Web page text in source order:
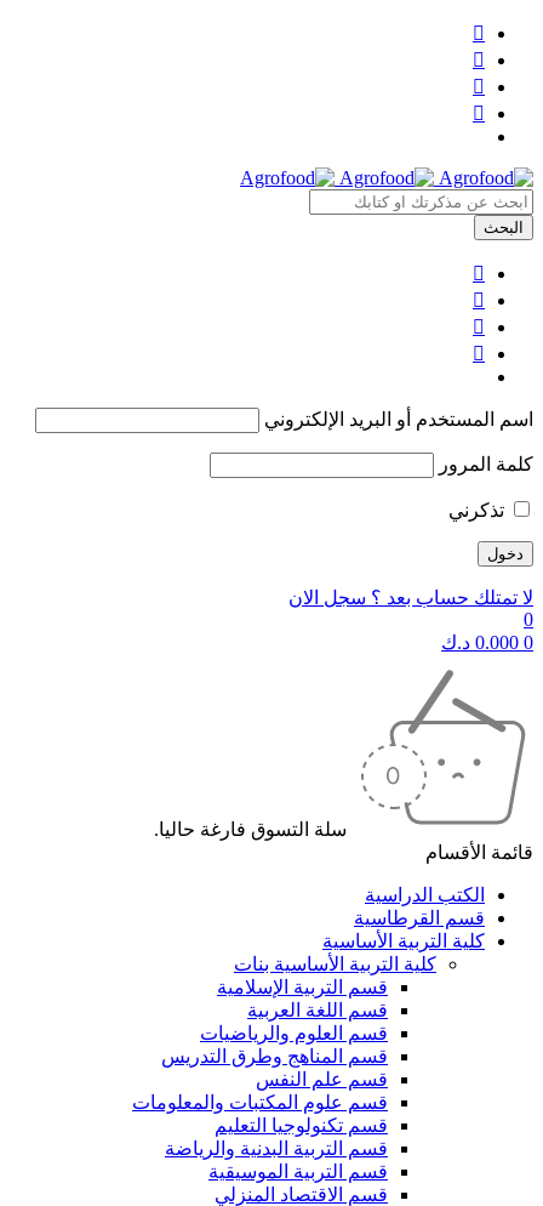
اسم المستخدم أو البريد الإلكتروني
كلمة المرور
تذكرني
لا تمتلك حساب بعد ؟ سجل الان
0
0
0.000 د.ك
سلة التسوق فارغة حاليا.
قائمة الأقسام
الكتب الدراسية
قسم القرطاسية
كلية التربية الأساسية
كلية التربية الأساسية بنات
قسم التربية الإسلامية
قسم اللغة العربية
قسم العلوم والرياضيات
قسم المناهج وطرق التدريس
قسم علم النفس
قسم علوم المكتبات والمعلومات
قسم تكنولوجيا التعليم
قسم التربية البدنية والرياضة
قسم التربية الموسيقية
قسم الاقتصاد المنزلي